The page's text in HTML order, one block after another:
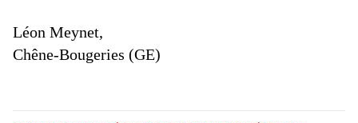
Léon Meynet,
Chêne-Bougeries (GE)